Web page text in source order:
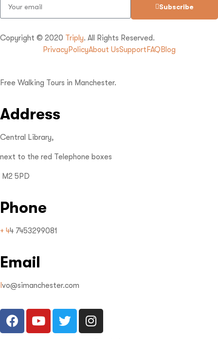
Subscribe
Copyright © 2020 Triply. All Rights Reserved.
Privacy PolicyAbout UsSupport FAQ Blog
Free Walking Tours in Manchester.
Address
Central Library,
next to the red Telephone boxes
M2 5PD
Phone
+ 44 7453299081
Email
vo@simanchester.com